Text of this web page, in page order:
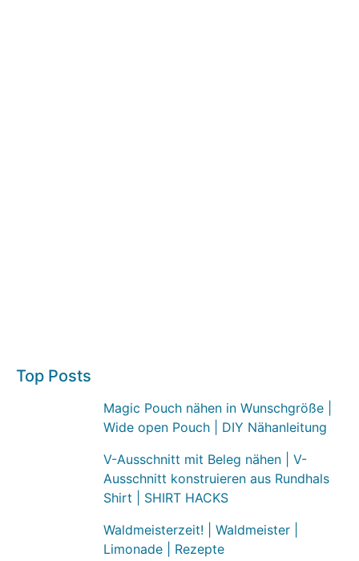
Top Posts
Magic Pouch nähen in Wunschgröße |
Wide open Pouch | DIY Nähanleitung
V-Ausschnitt mit Beleg nähen | V-
Ausschnitt konstruieren aus Rundhals
Shirt | SHIRT HACKS
Waldmeisterzeit! | Waldmeister |
Limonade | Rezepte